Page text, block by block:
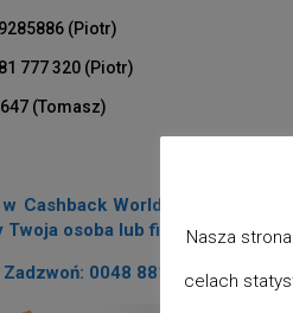
(Piotr)
777 320 (Piotr)
(Tomasz)
Cashback World lub staniesz
Twoja osoba lub firma będzie
0048 881 777 320
Nasza
celach